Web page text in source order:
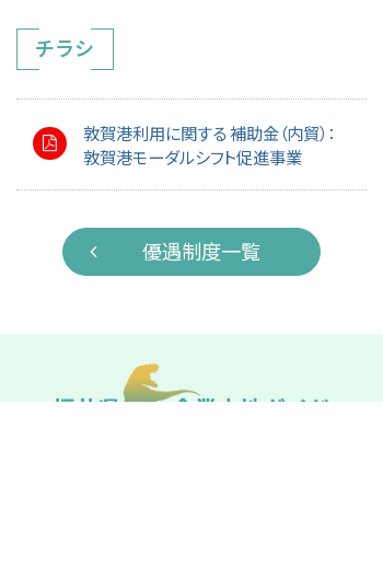
チラシ
敦賀港利用に関する 補助金（内貿）：
敦賀港モーダルシフト促進事業
優遇制度一覧